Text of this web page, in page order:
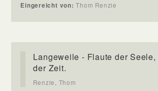
Eingereicht von:Thom Renzie
Langeweile - Flaute der
der Zeit.
Renzie, Thom